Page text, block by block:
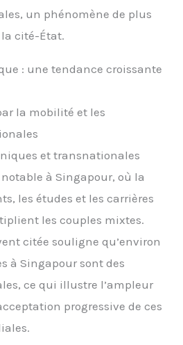
un phénomène de plus
cité-État.
: une tendance croissante
la mobilité et les
et transnationales
à Singapour, où la
les études et les carrières
les couples mixtes.
citée souligne qu’environ
à Singapour sont des
ce qui illustre l’ampleur
progressive de ces